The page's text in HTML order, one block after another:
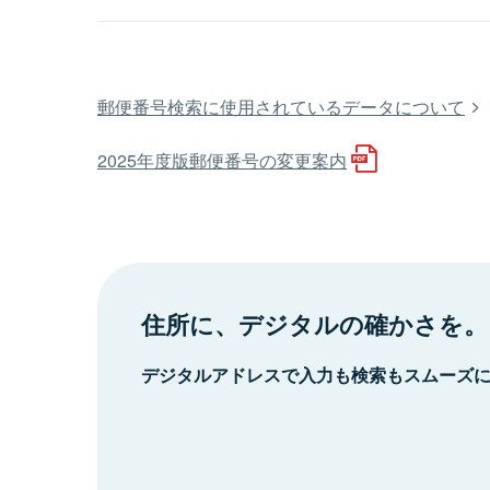
郵便番号検索に使用されているデータについて
2025年度版郵便番号の変更案内
住所に、デジタルの確かさを。
デジタルアドレスで入力も検索もスムーズ